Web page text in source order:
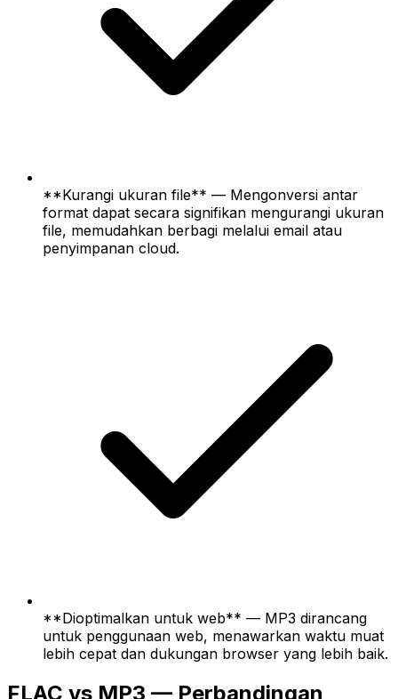
**Kurangi ukuran file** — Mengonversi antar
format dapat secara signifikan mengurangi ukuran
file, memudahkan berbagi melalui email atau
penyimpanan cloud.
**Dioptimalkan untuk web** — MP3 dirancang
untuk penggunaan web, menawarkan waktu muat
lebih cepat dan dukungan browser yang lebih baik.
FLAC vs MP3 — Perbandingan